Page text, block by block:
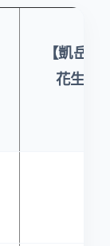
【凱岳
花生糖/